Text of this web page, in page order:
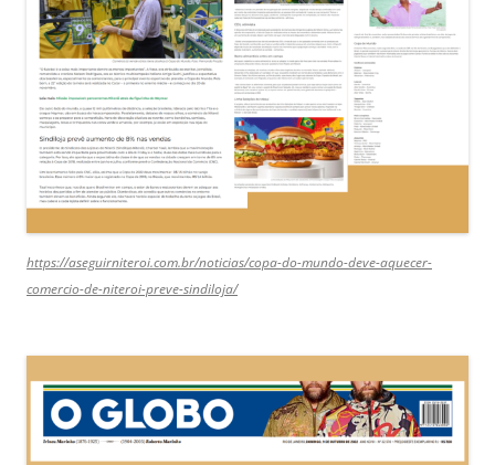
https://aseguirniteroi.com.br/noticias/copa-do-mundo-deve-aquecer-
comercio-de-niteroi-preve-sindiloja/